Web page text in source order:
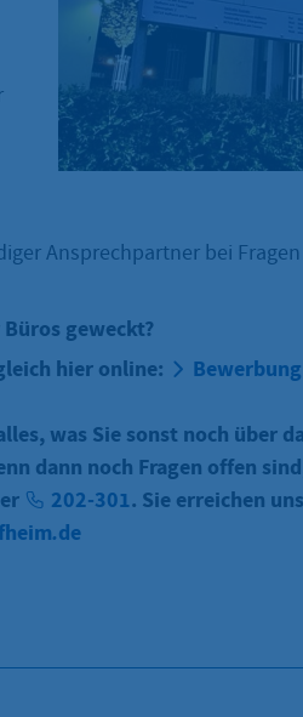
Ansprechpartner bei
geweckt?
hier online:
was Sie sonst noch über
dann noch Fragen offen
202-301. Sie erreichen
.de